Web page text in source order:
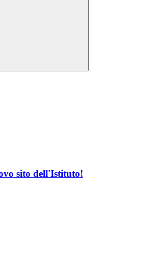
sito dell'Istituto!